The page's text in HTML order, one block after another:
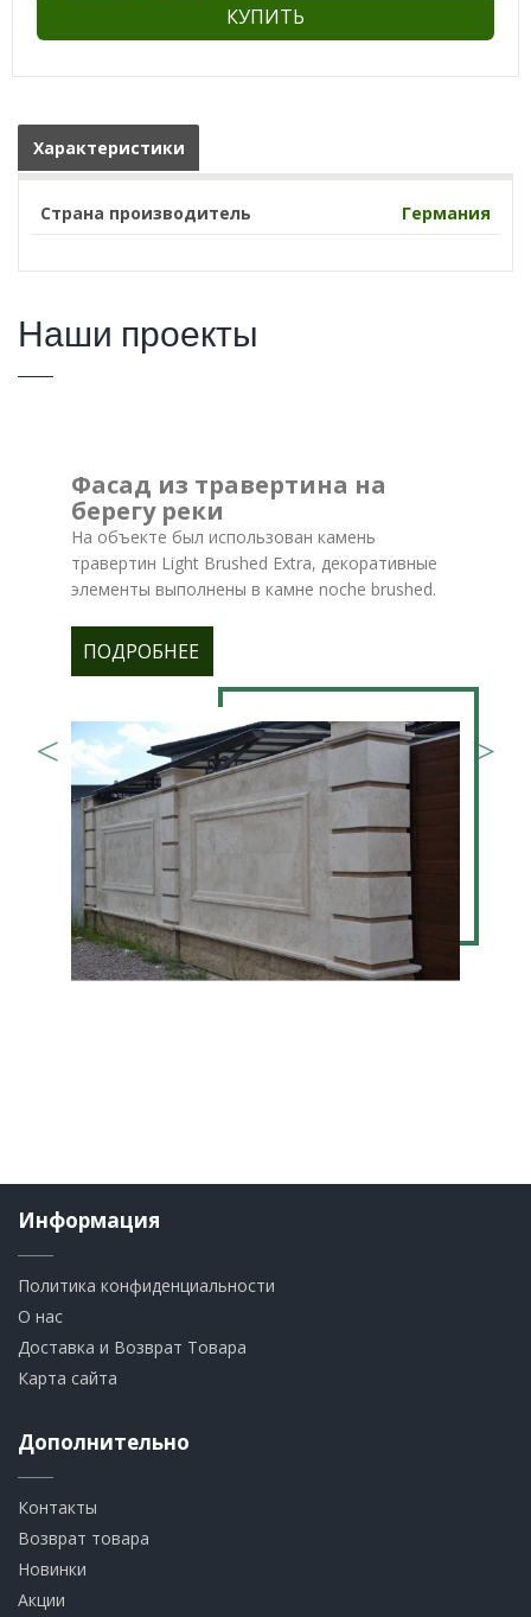
КУПИТЬ
Характеристики
Страна производитель Германия
Наши проекты
Фасад из травертина на
берегу реки
На объекте был использован камень
травертин Light Brushed Extra, декоративные
элементы выполнены в камне noche brushed.
ПОДРОБНЕЕ
Информация
Политика конфиденциальности
О нас
Доставка и Возврат Товара
Карта сайта
Дополнительно
Контакты
Возврат товара
Новинки
Акции